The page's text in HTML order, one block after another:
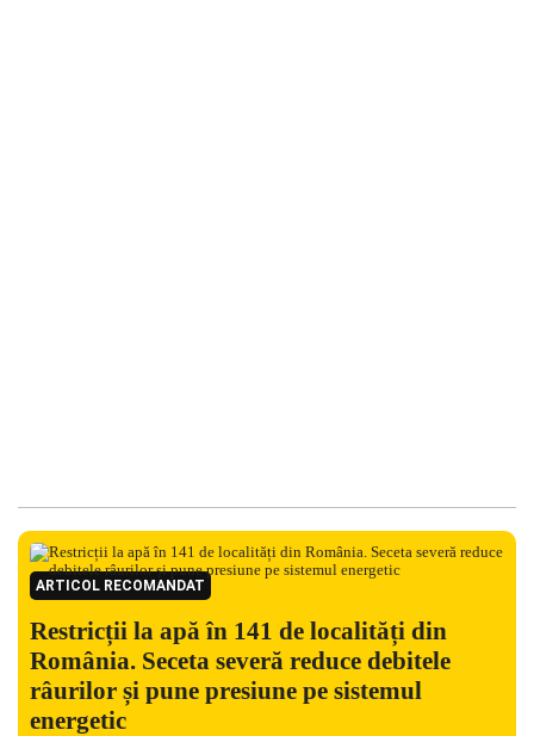
ARTICOL RECOMANDAT
Restricții la apă în 141 de localități din
România. Seceta severă reduce debitele
râurilor și pune presiune pe sistemul
energetic